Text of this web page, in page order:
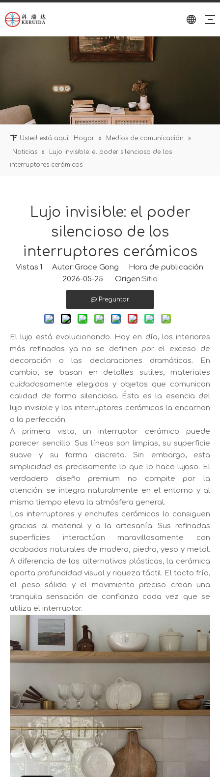
Usted está aquí: Hogar » Medios de comunicación
»
Noticias
»
Lujo invisible: el poder silencioso de los
interruptores cerámicos
Lujo invisible: el poder
silencioso de los
interruptores cerámicos
Vistas:1 Autor:Grace Gong Hora de publicación:
2026-05-25 Origen:Sitio
Preguntar
El lujo está evolucionando. Hoy en día, los interiores
más refinados ya no se definen por el exceso de
decoración o las declaraciones dramáticas. En
cambio, se basan en detalles sutiles, materiales
cuidadosamente elegidos y objetos que comunican
calidad de forma silenciosa. Ésta es la esencia del
lujo invisible y los interruptores cerámicos la encarnan
a la perfección.
A primera vista, un interruptor cerámico puede
parecer sencillo. Sus líneas son limpias, su superficie
suave y su forma discreta. Sin embargo, esta
simplicidad es precisamente lo que lo hace lujoso. El
verdadero diseño premium no compite por la
atención: se integra naturalmente en el entorno y al
mismo tiempo eleva la atmósfera general.
Los interruptores y enchufes cerámicos lo consiguen
gracias al material y a la artesanía. Sus refinadas
superficies interactúan maravillosamente con
acabados naturales de madera, piedra, yeso y metal.
A diferencia de las alternativas plásticas, la cerámica
aporta profundidad visual y riqueza táctil. El tacto frío,
el peso sólido y el movimiento preciso crean una
tranquila sensación de confianza cada vez que se
utiliza el interruptor.